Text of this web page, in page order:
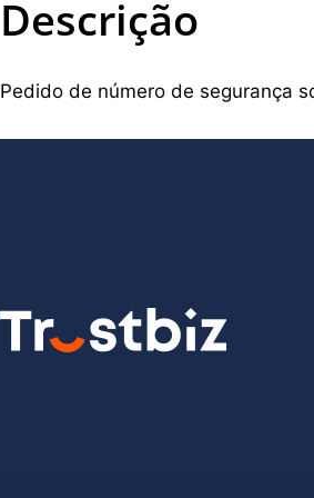
Descrição
Pedido de número de segurança